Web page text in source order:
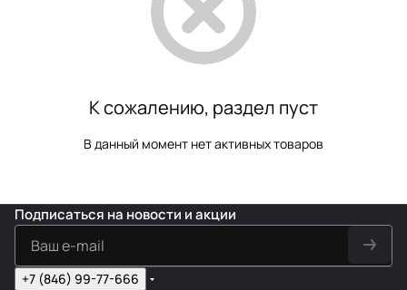
К сожалению, раздел пуст
В данный момент нет активных товаров
Подписаться на новости и акции
+7 (846) 99-77-666